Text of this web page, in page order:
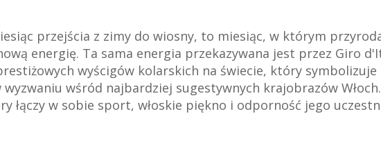
przejścia z zimy do wiosny, to miesiąc, w którym
energię. Ta sama energia przekazywana jest przez Giro
wyścigów kolarskich na świecie, który symbolizuje
wyzwaniu wśród najbardziej sugestywnych krajobrazów
łączy w sobie sport, włoskie piękno i odporność jego